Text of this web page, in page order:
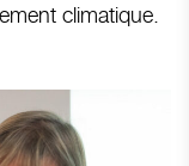
climatique.